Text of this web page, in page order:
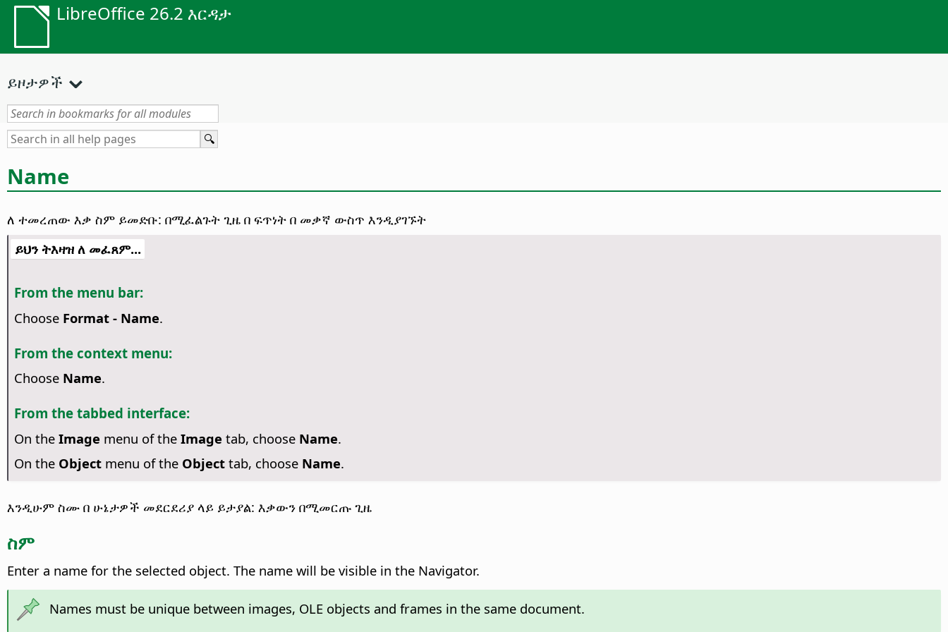
LibreOffice 26.2 እርዳታ
ይዞታዎች
Name
ለ ተመረጠው እቃ ስም ይመድቡ: በሚፈልጉት ጊዜ በ ፍጥነት በ መቃኛ ውስጥ እንዲያገኙት
ይህን ትእዛዝ ለ መፈጸም...
From the menu bar:
Choose Format - Name.
From the context menu:
Choose Name.
From the tabbed interface:
On the Image menu of the Image tab, choose Name.
On the Objectmenu of the Objecttab, choose Name.
እንዲሁም ስሙ በ ሁኔታዎች መደርደሪያ ላይ ይታያል: እቃውን በሚመርጡ ጊዜ
ስም
Enter a name for the selected object. The name will be visible in the Navigator.
Names must be unique between images, OLE objects and frames in the same document.